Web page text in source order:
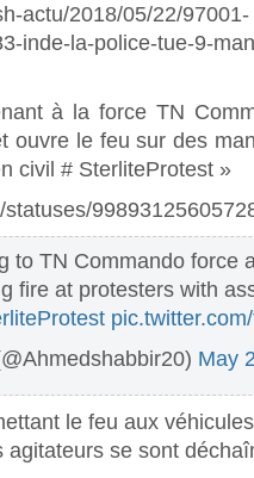
actu/2018/05/22/97001-
inde-la-police-tue-9-
à la force TN
ouvre le feu sur des
civil # SterliteProtest »
to TN Commando force
fire at protesters with
May
le feu aux
agitateurs se sont